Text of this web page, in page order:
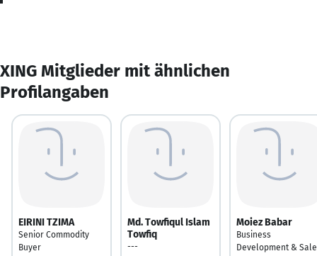
XING Mitglieder mit ähnlichen
Profilangaben
EIRINI TZIMA
Senior Commodity
Buyer
Md. Towfiqul Islam
Towfiq
---
Moiez Babar
Business
Development &